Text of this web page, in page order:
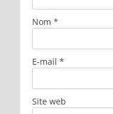
Nom *
E-mail *
Site web